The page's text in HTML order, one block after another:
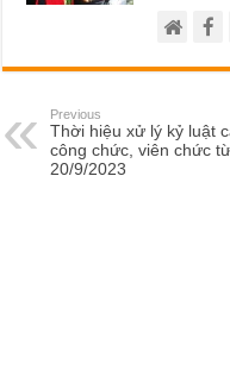
Previous
Thời hiệu xử lý kỷ luật
công chức, viên chức từ
20/9/2023